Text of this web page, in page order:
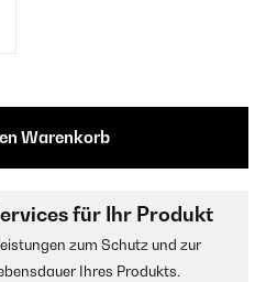
Warenkorb
für Ihr Produkt
zum Schutz und zur
Ihres Produkts.